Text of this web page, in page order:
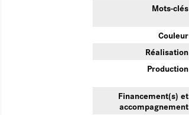
Mots-clés
Couleur
Réalisation
Production
Financement(s) et
accompagnement